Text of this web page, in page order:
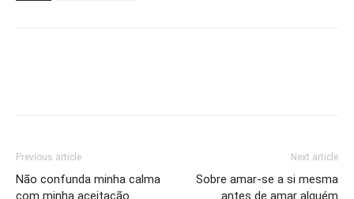
Previous article
Não confunda minha calma
com minha aceitação
Next article
Sobre amar-se a si mesma
antes de amar alguém